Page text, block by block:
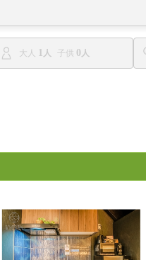
大人 1 子供 0